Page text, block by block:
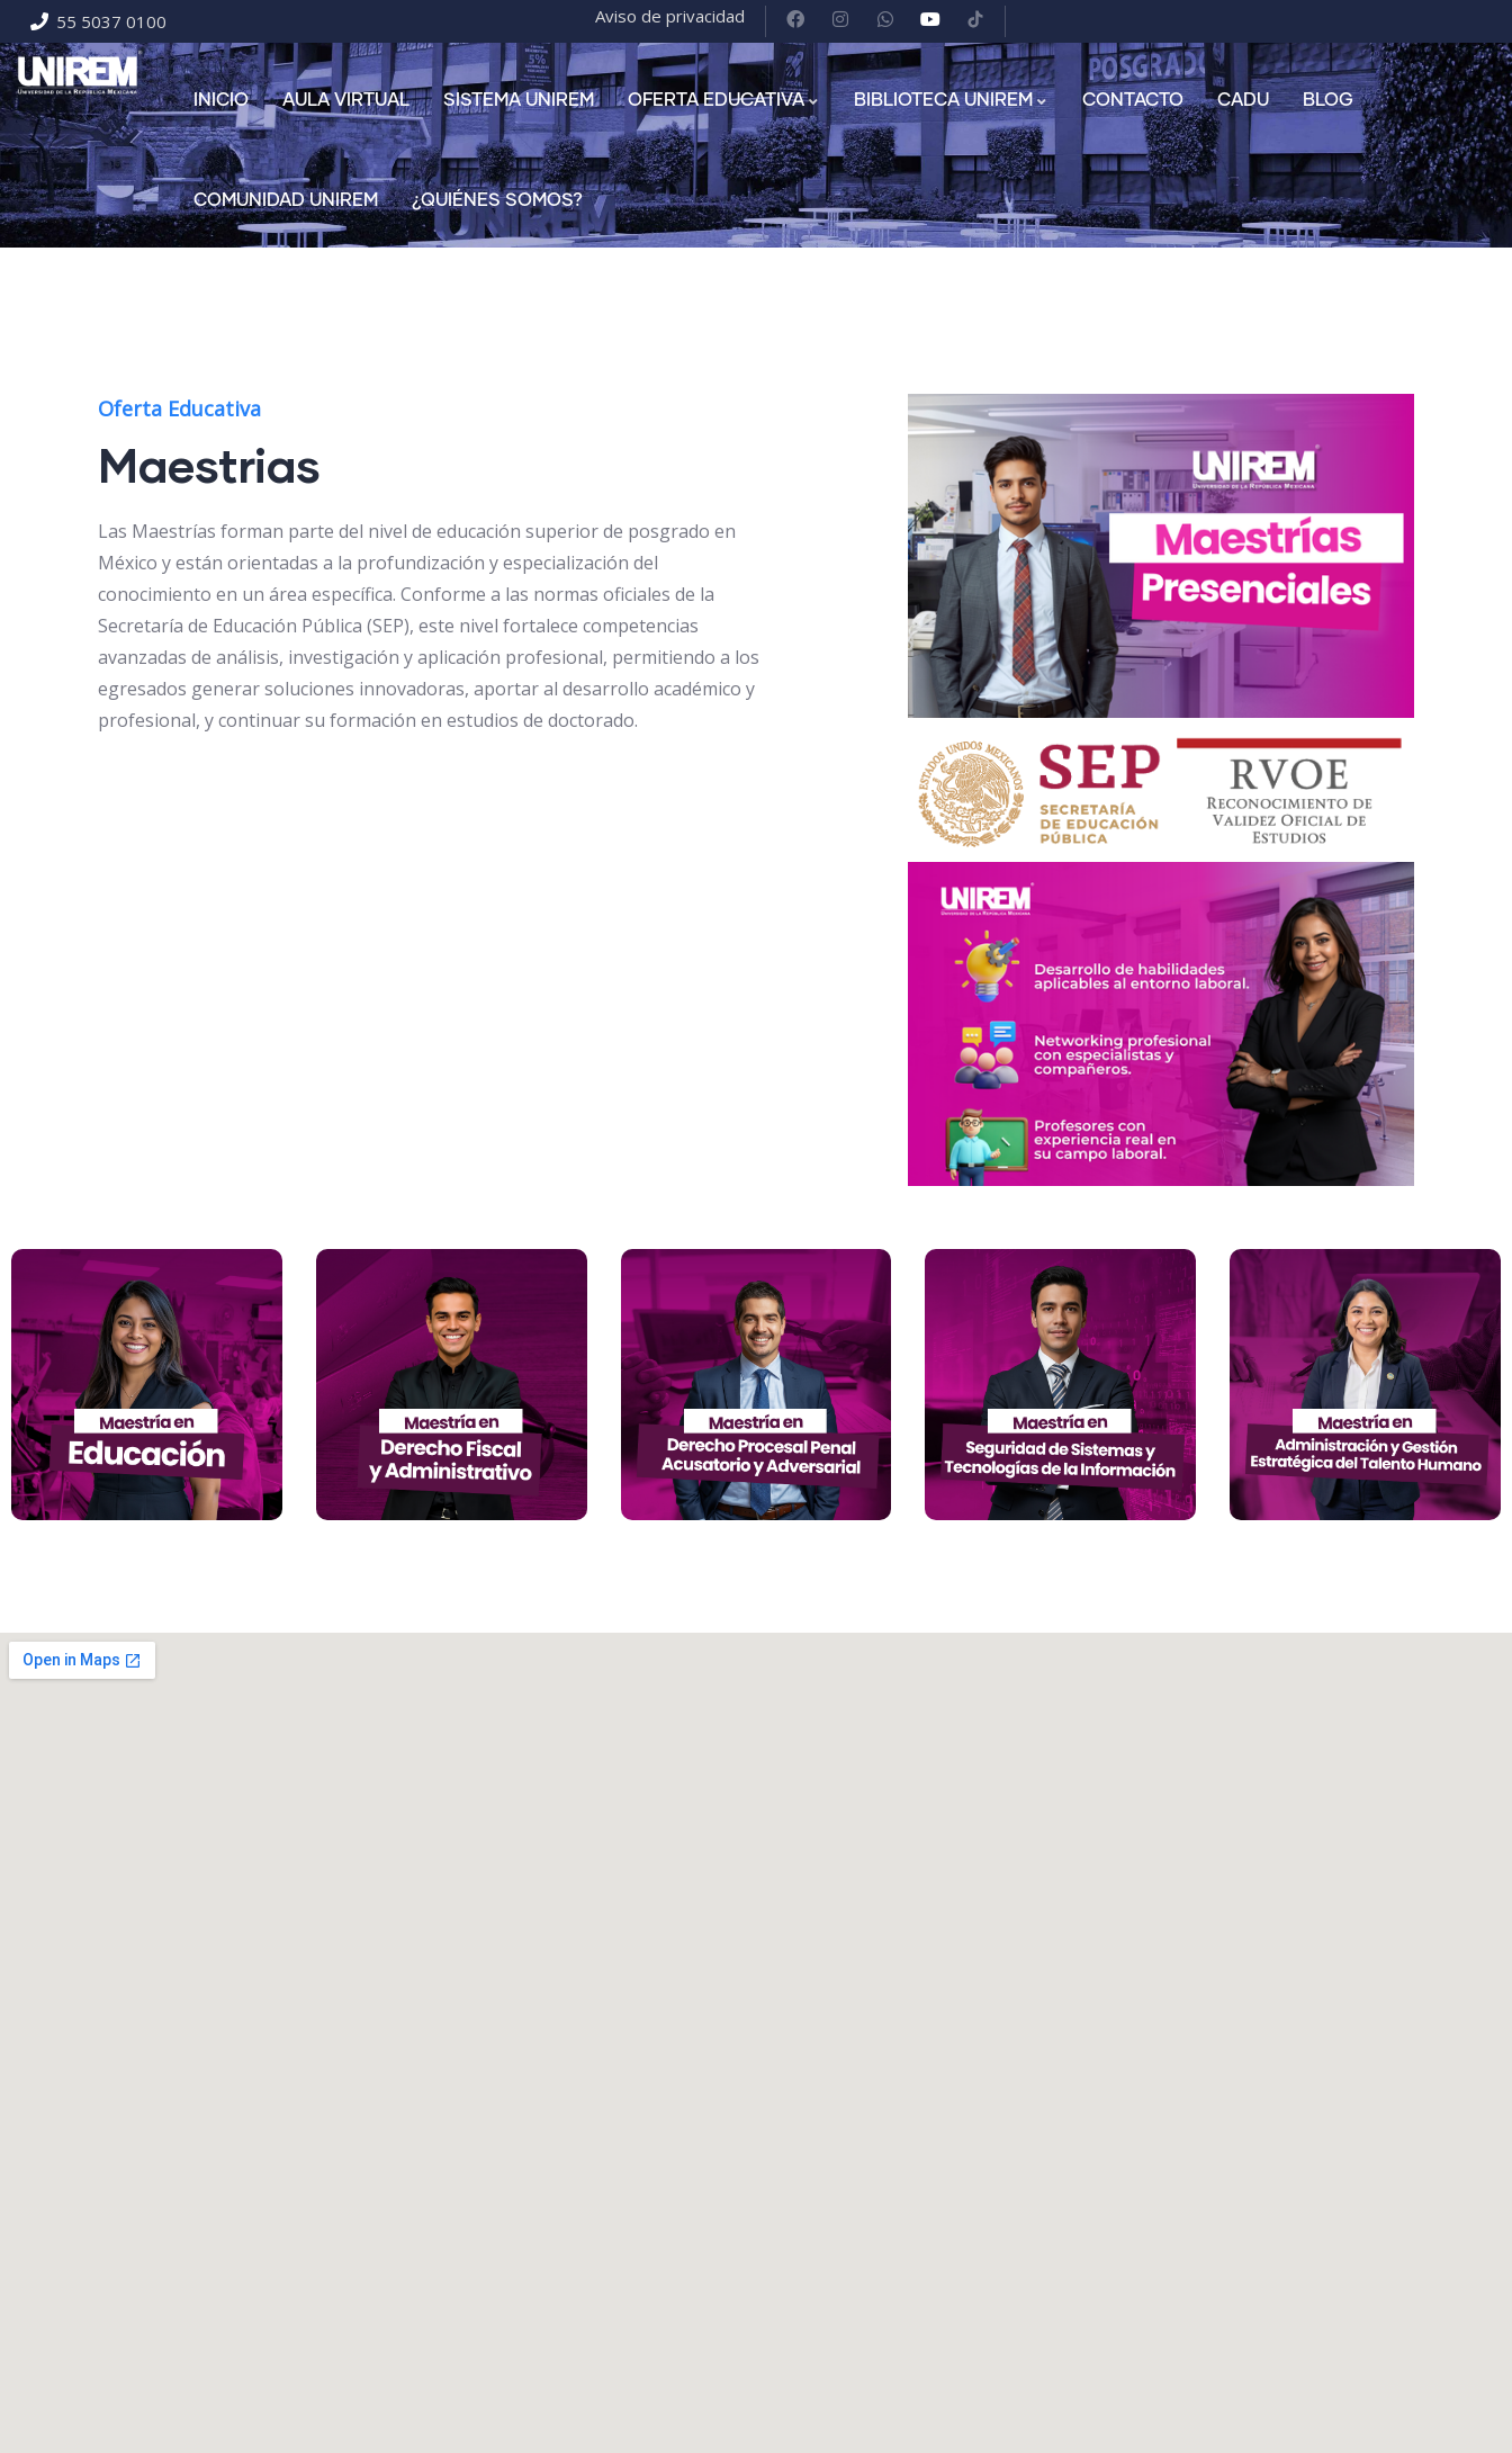
55 5037 0100 Aviso de privacidad
INICIO AULA VIRTUAL SISTEMA UNIREM OFERTA EDUCATIVA BIBLIOTECA UNIREM CONTACTO CADU BLOG
COMUNIDAD UNIREM ¿QUIÉNES SOMOS?
Oferta Educativa
Maestrias
Las Maestrías forman parte del nivel de educación superior de posgrado en
México y están orientadas a la profundización y especialización del
conocimiento en un área específica. Conforme a las normas oficiales de la
Secretaría de Educación Pública (SEP), este nivel fortalece competencias
avanzadas de análisis, investigación y aplicación profesional, permitiendo a los
egresados generar soluciones innovadoras, aportar al desarrollo académico y
profesional, y continuar su formación en estudios de doctorado.